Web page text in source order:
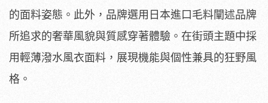
的面料姿態。此外，品牌選用日本進口毛料闡述品牌
所追求的奢華風貌與質感穿著體驗。在街頭主題中採
用輕薄潑水風衣面料，展現機能與個性兼具的狂野風
格。